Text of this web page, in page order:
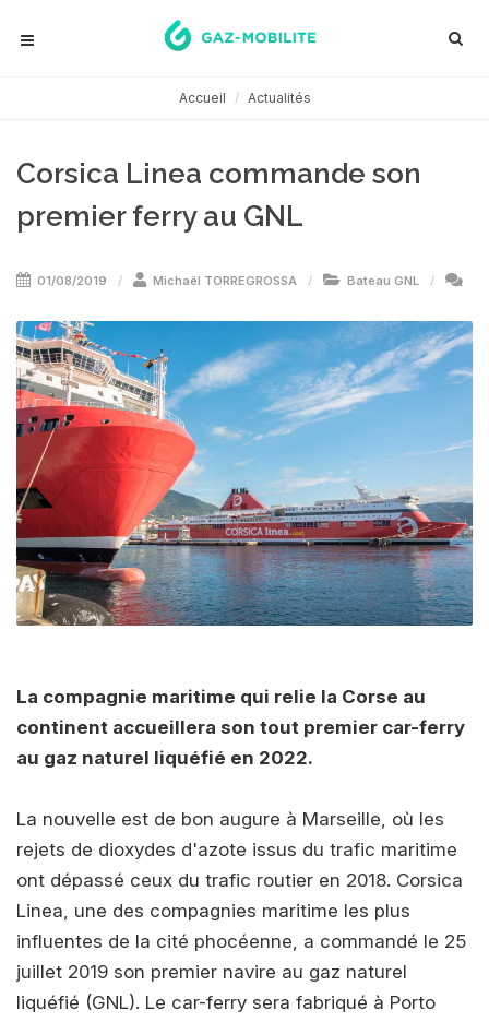
Accueil Actualités
Corsica Linea commande son
premier ferry au GNL
01/08/2019 Michaël TORREGROSSA Bateau GNL
La compagnie maritime qui relie la Corse au
continent accueillera son tout premier car-ferry
au gaz naturel liquéfié en 2022.
La nouvelle est de bon augure à Marseille, où les
rejets de dioxydes d'azote issus du trafic maritime
ont dépassé ceux du trafic routier en 2018. Corsica
Linea, une des compagnies maritime les plus
influentes de la cité phocéenne, a commandé le 25
juillet 2019 son premier navire au gaz naturel
liquéfié (GNL). Le car-ferry sera fabriqué à Porto